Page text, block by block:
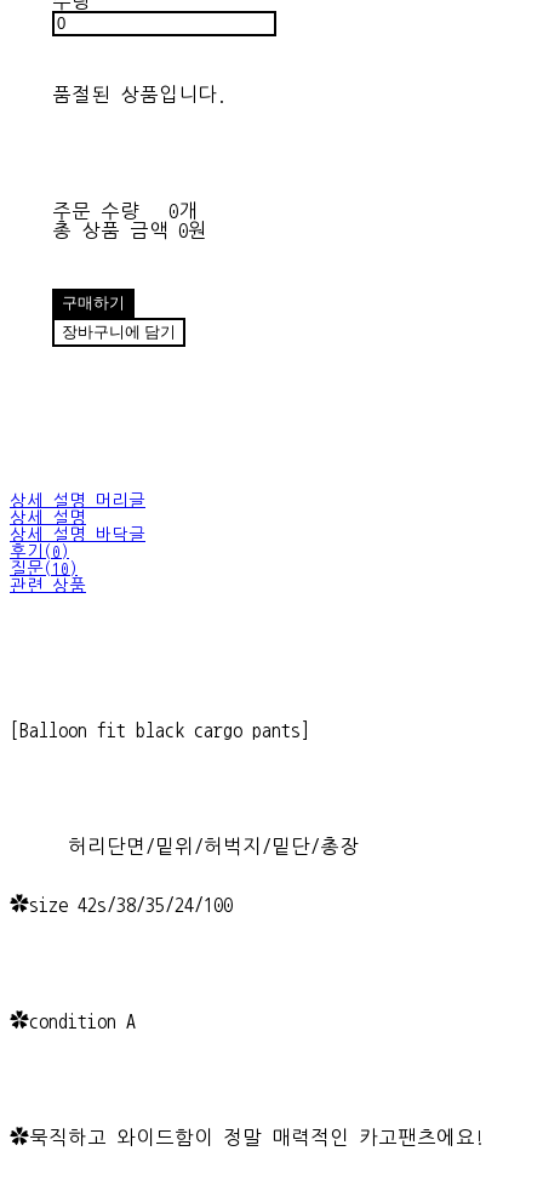
품절된 상품입니다.
주문 수량
0개
총 상품 금액
0원
구매하기
장바구니에 담기
상세 설명 머리글
상세 설명
상세 설명 바닥글
후기(0)
질문(10)
관련 상품
[Balloon fit black cargo pants]
허리단면/밑위/허벅지/밑단/총장
✿size 42s/38/35/24/100
✿condition A
✿묵직하고 와이드함이 정말 매력적인 카고팬츠에요!